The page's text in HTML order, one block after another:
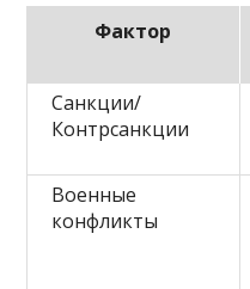
Фактор
Санкции/
Контрсанкции
Военные
конфликты